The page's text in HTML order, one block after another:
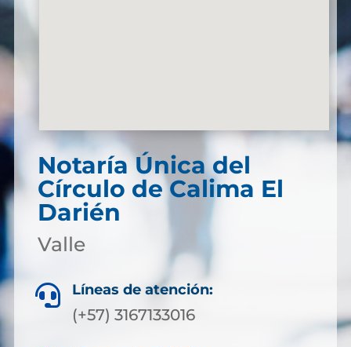
Notaría Única del
Círculo de Calima El
Darién
Valle
 Líneas de atención:
(+57) 3167133016